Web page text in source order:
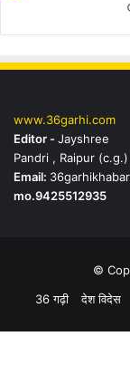
www.36garhi.com
Editor -Jayshree
Pandri , Raipur (c.g.)
Email:
mo.9425512935
©
36 गढ़ी
देश विदेस